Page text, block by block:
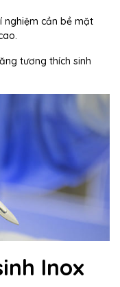
nghiệm cần bề mặt
tương thích sinh
Inox